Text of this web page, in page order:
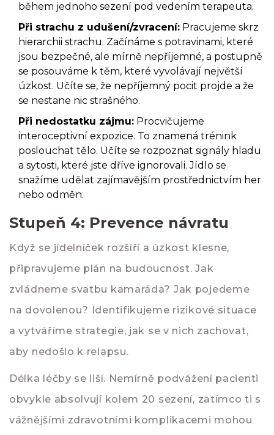
během jednoho sezení pod vedením terapeuta.
Při strachu z udušení/zvracení: Pracujeme skrz
hierarchii strachu. Začínáme s potravinami, které
jsou bezpečné, ale mírně nepříjemné, a postupně
se posouváme k těm, které vyvolávají největší
úzkost. Učíte se, že nepříjemný pocit projde a že
se nestane nic strašného.
Při nedostatku zájmu: Procvičujeme
interoceptivní expozice. To znamená trénink
poslouchat tělo. Učíte se rozpoznat signály hladu
a sytosti, které jste dříve ignorovali. Jídlo se
snažíme udělat zajímavějším prostřednictvím her
nebo odměn.
Stupeň 4: Prevence návratu
Když se jídelníček rozšíří a úzkost klesne,
připravujeme plán na budoucnost. Jak
zvládneme svatbu kamaráda? Jak pojedeme
na dovolenou? Identifikujeme rizikové situace
a vytváříme strategie, jak se v nich zachovat,
aby nedošlo k relapsu.
Délka léčby se liší. Nemírně podvážení pacienti
obvykle absolvují kolem 20 sezení, zatímco ti s
vážnějšími zdravotními komplikacemi mohou